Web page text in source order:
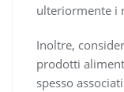
ulteriormente i
Inoltre,
prodotti
spesso